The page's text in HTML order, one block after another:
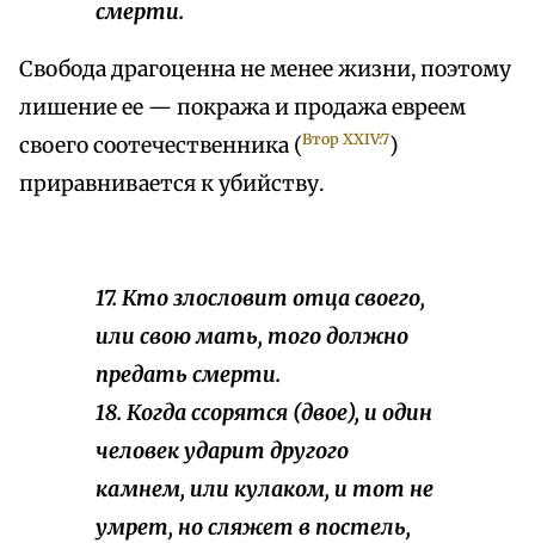
смерти.
Свобода драгоценна не менее жизни, поэтому
лишение ее — покража и продажа евреем
своего соотечественника (Втор XXIV:7)
приравнивается к убийству.
17. Кто злословит отца своего,
или свою мать, того должно
предать смерти.
18. Когда ссорятся (двое), и один
человек ударит другого
камнем, или кулаком, и тот не
умрет, но сляжет в постель,